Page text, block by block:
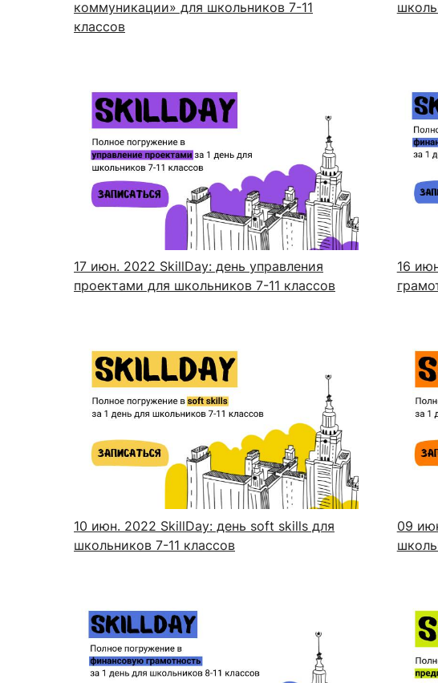
коммуникации» для школьников 7-11
классов
17 июн. 2022 SkillDay: день управления
проектами для школьников 7-11 классов
16
10 июн. 2022 SkillDay: день soft skills для
школьников 7-11 классов
09